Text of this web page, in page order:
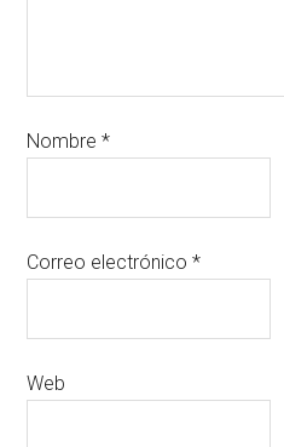
Nombre*
Correo electrónico*
Web